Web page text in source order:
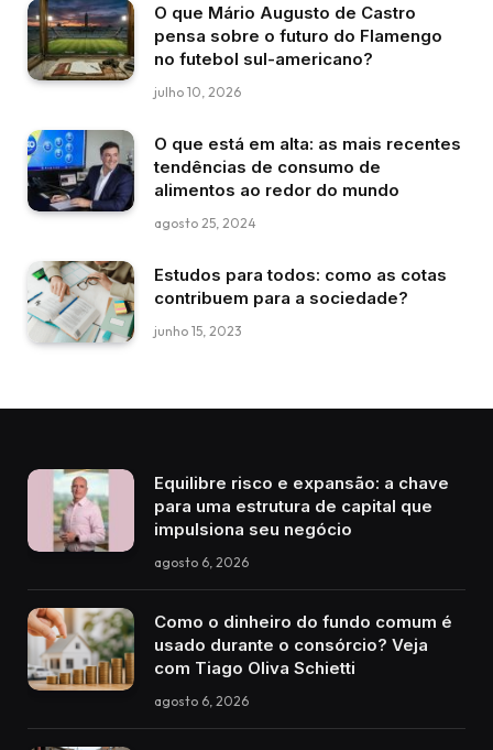
O que Mário Augusto de Castro
pensa sobre o futuro do Flamengo
no futebol sul-americano?
julho 10, 2026
O que está em alta: as mais recentes
tendências de consumo de
alimentos ao redor do mundo
agosto 25, 2024
Estudos para todos: como as cotas
contribuem para a sociedade?
junho 15, 2023
Equilibre risco e expansão: a chave
para uma estrutura de capital que
impulsiona seu negócio
agosto 6, 2026
Como o dinheiro do fundo comum é
usado durante o consórcio? Veja
com Tiago Oliva Schietti
agosto 6, 2026